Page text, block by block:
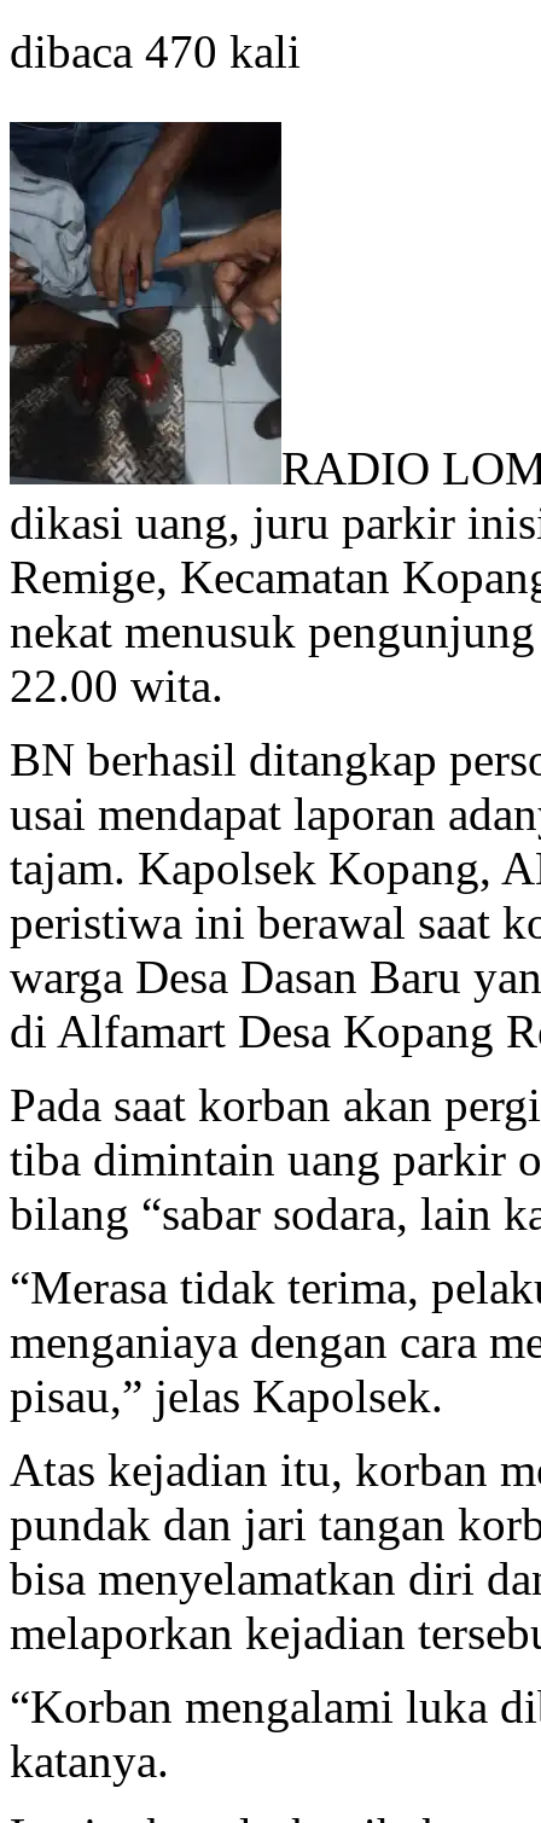
dibaca 470 kali
RADIO
dikasi uang, juru parkir
Remige, Kecamatan
nekat menusuk
22.00 wita.
BN berhasil ditangkap
usai mendapat laporan
tajam. Kapolsek Kopang,
peristiwa ini berawal saat
warga Desa Dasan Baru
di Alfamart Desa Kopang
Pada saat korban akan
tiba dimintain uang parkir
bilang “sabar sodara, lain
“Merasa tidak terima,
menganiaya dengan cara
pisau,” jelas Kapolsek.
Atas kejadian itu, korban
pundak dan jari tangan
bisa menyelamatkan diri
melaporkan kejadian
“Korban mengalami luka
katanya.